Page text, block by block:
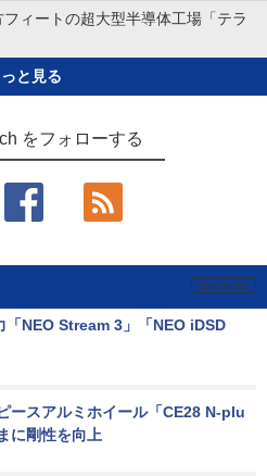
ィートの超大型半導体工場「テラ
と見る
をフォローする
NEO Stream 3」「NEO iDSD
ースアルミホイール「CE28 N-plu
に剛性を向上